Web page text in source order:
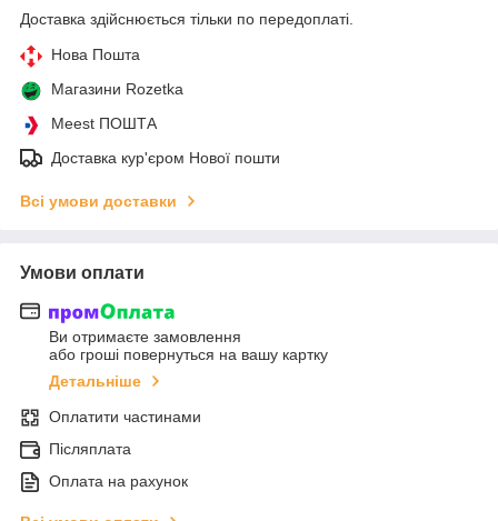
Доставка здійснюється тільки по передоплаті.
Нова Пошта
Магазини Rozetka
Meest ПОШТА
Доставка кур'єром Нової пошти
Всі умови доставки
Умови оплати
Ви отримаєте замовлення
або гроші повернуться на вашу картку
Детальніше
Оплатити частинами
Післяплата
Оплата на рахунок